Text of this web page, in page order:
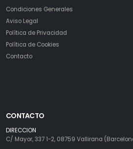
Condiciones Generales
Aviso Legal
Política de Privacidad
Política de Cookies
Contacto
CONTACTO
DIRECCION
C/ Mayor, 337 1-2, 08759 Vallirana